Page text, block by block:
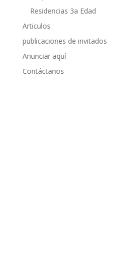
Residencias 3a Edad
Articulos
publicaciones de invitados
Anunciar aquí
Contáctanos